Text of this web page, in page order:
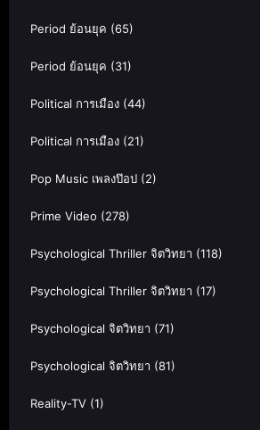
Period ย้อนยุค (65)
Period ย้อนยุค (31)
Political การเมือง (44)
Political การเมือง (21)
Pop Music เพลงป๊อป (2)
Prime Video (278)
Psychological Thriller จิตวิทยา (118)
Psychological Thriller จิตวิทยา (17)
Psychological จิตวิทยา (71)
Psychological จิตวิทยา (81)
Reality-TV (1)